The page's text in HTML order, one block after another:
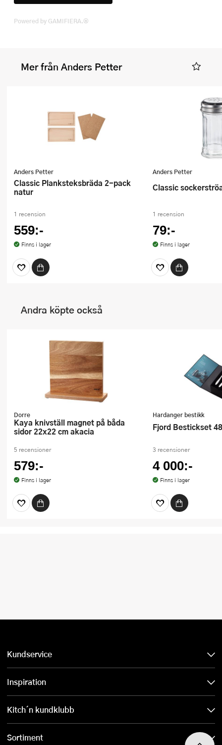
Powered by GAMIFIERA.®
Mer från Anders Petter
Anders Petter
Classic Planksteksbräda 2-pack
natur
1 recension
559:-
Finns i lager
Anders Petter
Classic
1 recension
79:-
Finns i lager
Andra köpte också
Dorre
Kaya knivställ magnet på båda
sidor 22x22 cm akacia
5 recensioner
579:-
Finns i lager
Hardanger bestikk
Fjord Bestickset
3 recensioner
4 000:-
Finns i lager
Kundservice
Inspiration
Kitch´n kundklubb
Sortiment